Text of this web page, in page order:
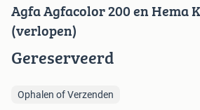
Agfa Agfacolor 200 en Hema
(verlopen)
Gereserveerd
Ophalen of Verzenden